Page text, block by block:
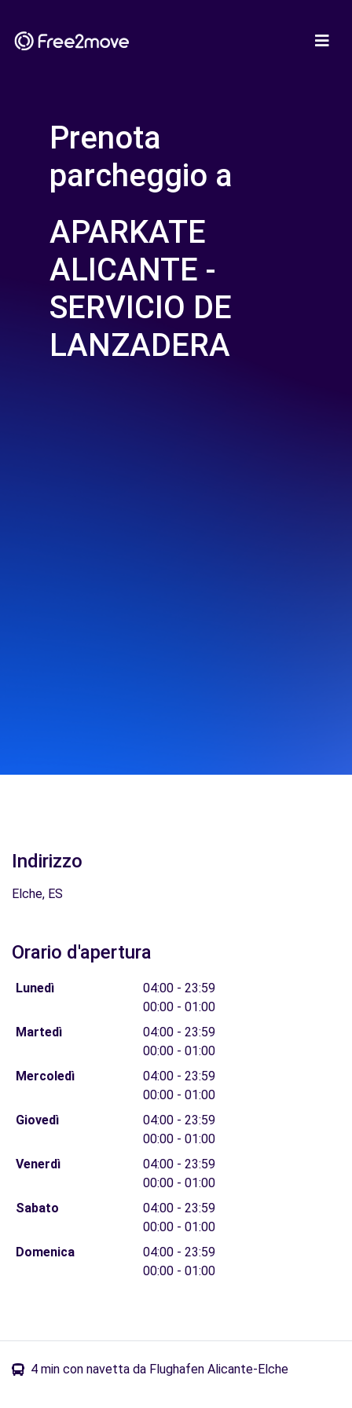
Prenota
parcheggio a
APARKATE
ALICANTE -
SERVICIO DE
LANZADERA
Indirizzo
Elche, ES
Orario d'apertura
Lunedì
04:00 - 23:59
00:00 - 01:00
Martedì
04:00 - 23:59
00:00 - 01:00
Mercoledì
04:00 - 23:59
00:00 - 01:00
Giovedì
04:00 - 23:59
00:00 - 01:00
Venerdì
04:00 - 23:59
00:00 - 01:00
Sabato
04:00 - 23:59
00:00 - 01:00
Domenica
04:00 - 23:59
00:00 - 01:00
4 min con navetta da Flughafen Alicante-Elche